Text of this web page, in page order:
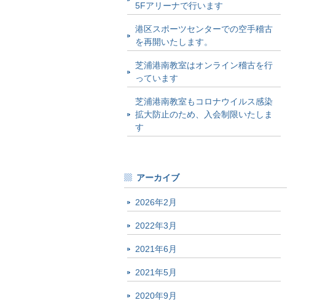
5Fアリーナで行います
港区スポーツセンターでの空手稽古
を再開いたします。
芝浦港南教室はオンライン稽古を行
っています
芝浦港南教室もコロナウイルス感染
拡大防止のため、入会制限いたしま
す
アーカイブ
2026年2月
2022年3月
2021年6月
2021年5月
2020年9月